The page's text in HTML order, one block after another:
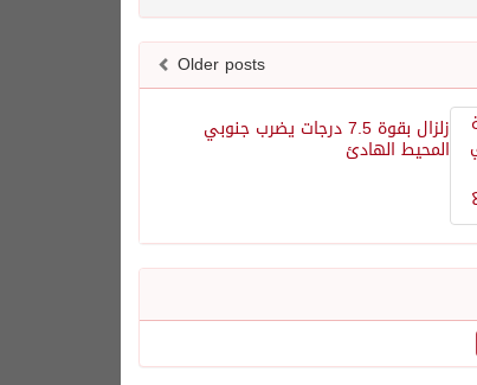
Older posts
زلزال بقوة 7.5 درجات يضرب جنوبي
المحيط الهادئ